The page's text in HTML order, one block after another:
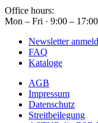
Office hours:
Mon – Fri · 9:00 –
Newsletter
FAQ
Kataloge
AGB
Impressum
Datenschutz
Streitbeilegung